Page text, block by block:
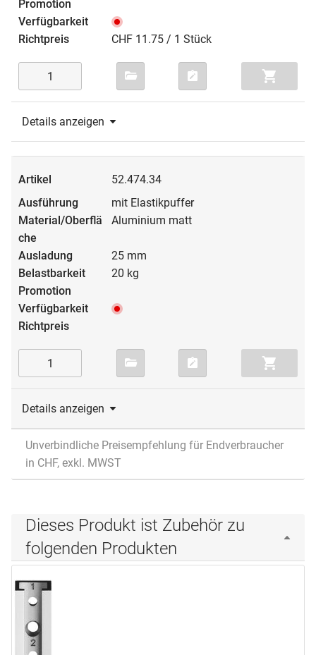
CHF 11.75 / 1 Stück
Details anzeigen
52.474.34
mit Elastikpuffer
Aluminium matt
25 mm
20 kg
Details anzeigen
Unverbindliche Preisempfehlung für Endverbraucher
in CHF, exkl. MWST
Dieses Produkt ist Zubehör zu
folgenden Produkten